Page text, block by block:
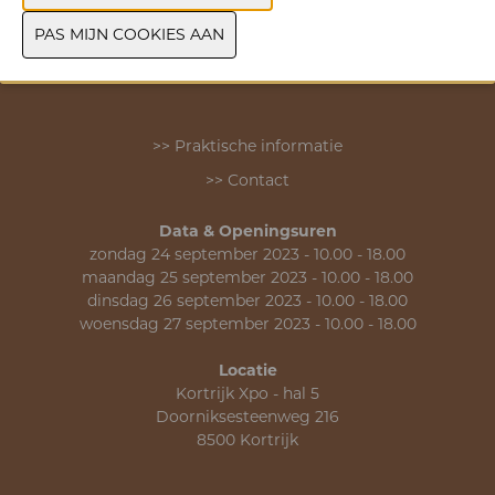
VOLGENDE
>> Praktische informatie
>> Contact
Data & Openingsuren
zondag 24 september 2023 - 10.00 - 18.00
maandag 25 september 2023 - 10.00 - 18.00
dinsdag 26 september 2023 - 10.00 - 18.00
woensdag 27 september 2023 - 10.00 - 18.00
Locatie
Kortrijk Xpo - hal 5
Doorniksesteenweg 216
8500 Kortrijk